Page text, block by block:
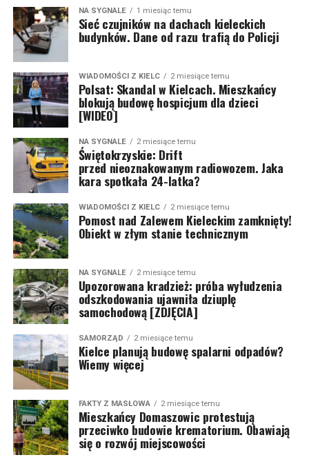
NA SYGNALE 1 miesiąc temu
Sieć czujników na dachach kieleckich
budynków. Dane od razu trafią do Policji
WIADOMOŚCI Z KIELC 2 miesiące temu
Polsat: Skandal w Kielcach. Mieszkańcy
blokują budowę hospicjum dla dzieci
[WIDEO]
NA SYGNALE 2 miesiące temu
Świętokrzyskie: Drift
przed nieoznakowanym radiowozem. Jaka
kara spotkała 24-latka?
WIADOMOŚCI Z KIELC 2 miesiące temu
Pomost nad Zalewem Kieleckim zamknięty!
Obiekt w złym stanie technicznym
NA SYGNALE 2 miesiące temu
Upozorowana kradzież: próba wyłudzenia
odszkodowania ujawniła dziuplę
samochodową [ZDJĘCIA]
SAMORZĄD 2 miesiące temu
Kielce planują budowę spalarni odpadów?
Wiemy więcej
FAKTY Z MASŁOWA 2 miesiące temu
Mieszkańcy Domaszowic protestują
przeciwko budowie krematorium. Obawiają
się o rozwój miejscowości